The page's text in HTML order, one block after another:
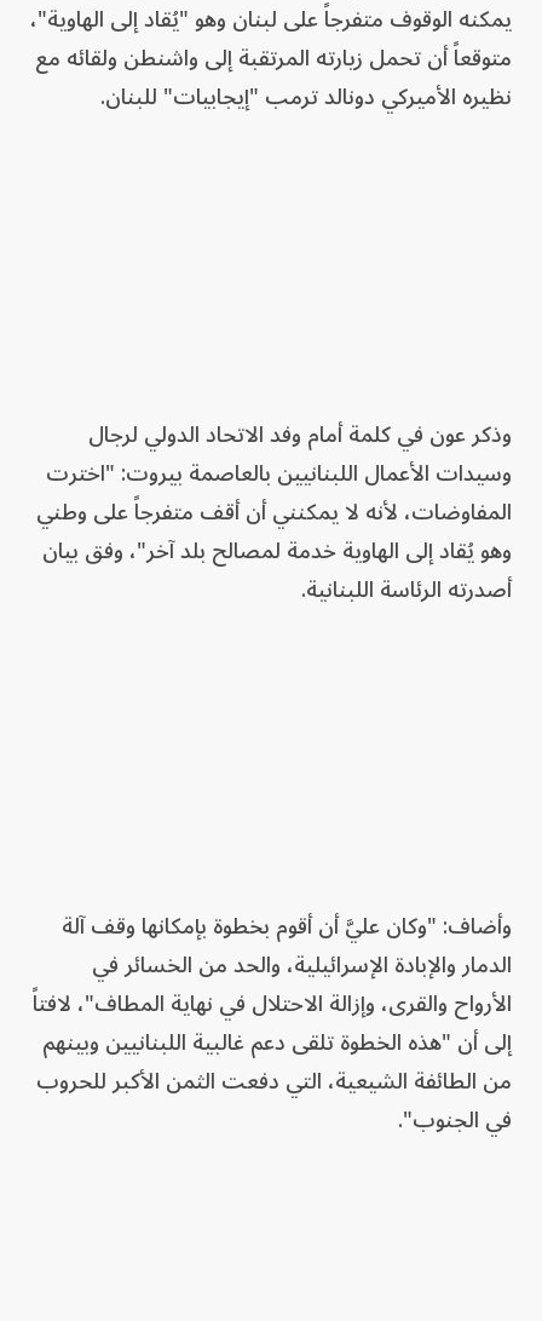
يمكنه الوقوف متفرجاً على لبنان وهو "يُقاد إلى الهاوية"،
متوقعاً أن تحمل زيارته المرتقبة إلى واشنطن ولقائه مع
نظيره الأميركي دونالد ترمب "إيجابيات" للبنان.
وذكر عون في كلمة أمام وفد الاتحاد الدولي لرجال
وسيدات الأعمال اللبنانيين بالعاصمة بيروت: "اخترت
المفاوضات، لأنه لا يمكنني أن أقف متفرجاً على وطني
وهو يُقاد إلى الهاوية خدمة لمصالح بلد آخر"، وفق بيان
أصدرته الرئاسة اللبنانية.
وأضاف: "وكان عليَّ أن أقوم بخطوة بإمكانها وقف آلة
الدمار والإبادة الإسرائيلية، والحد من الخسائر في
الأرواح والقرى، وإزالة الاحتلال في نهاية المطاف"، لافتاً
إلى أن "هذه الخطوة تلقى دعم غالبية اللبنانيين وبينهم
من الطائفة الشيعية، التي دفعت الثمن الأكبر للحروب
في الجنوب".